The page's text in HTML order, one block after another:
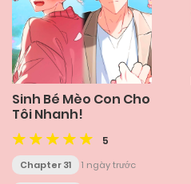
Sinh Bé Mèo Con Cho
Tôi Nhanh!
5
Chapter 31 1 ngày trước